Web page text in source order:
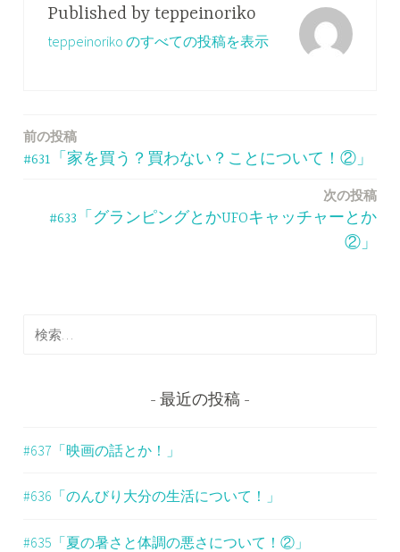
Published by teppeinoriko
teppeinoriko のすべての投稿を表示
投
シ
前の投稿
#631「家を買う？買わない？ことについて！②」
次の投稿
#633「グランピングとかUFOキャッチャーとか
②」
検
最近の投稿
#637「映画の話とか！」
#636「のんびり大分の生活について！」
#635「夏の暑さと体調の悪さについて！②」